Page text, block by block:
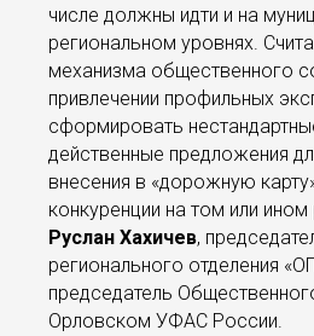
числе должны идти и на
региональном уровнях.
механизма общественного
привлечении профильных
сформировать
действенные предложения
внесения в «дорожную
конкуренции на том или
Руслан Хахичев,
регионального отделения
председатель
Орловском УФАС России.